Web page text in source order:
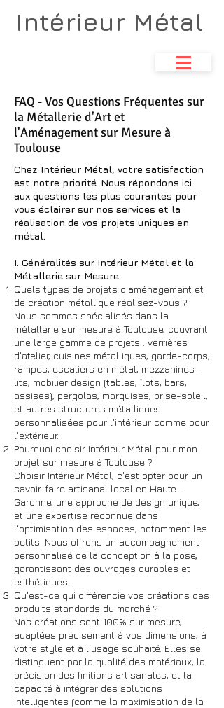
Intérieur Métal
FAQ - Vos Questions Fréquentes sur
la Métallerie d'Art et
l'Aménagement sur Mesure à
Toulouse
Chez Intérieur Métal, votre satisfaction
est notre priorité. Nous répondons ici
aux questions les plus courantes pour
vous éclairer sur nos services et la
réalisation de vos projets uniques en
métal.
I. Généralités sur Intérieur Métal et la
Métallerie sur Mesure
Quels types de projets d'aménagement et
de création métallique réalisez-vous ?
Nous sommes spécialisés dans la
métallerie sur mesure à Toulouse, couvrant
une large gamme de projets : verrières
d'atelier, cuisines métalliques, garde-corps,
rampes, escaliers en métal, mezzanines-
lits, mobilier design (tables, îlots, bars,
assises), pergolas, marquises, brise-soleil,
et autres structures métalliques
personnalisées pour l'intérieur comme pour
l'extérieur.
Pourquoi choisir Intérieur Métal pour mon
projet sur mesure à Toulouse ?
Choisir Intérieur Métal, c'est opter pour un
savoir-faire artisanal local en Haute-
Garonne, une approche de design unique,
et une expertise reconnue dans
l'optimisation des espaces, notamment les
petits. Nous offrons un accompagnement
personnalisé de la conception à la pose,
garantissant des ouvrages durables et
esthétiques.
Qu'est-ce qui différencie vos créations des
produits standards du marché ?
Nos créations sont 100% sur mesure,
adaptées précisément à vos dimensions, à
votre style et à l'usage souhaité. Elles se
distinguent par la qualité des matériaux, la
précision des finitions artisanales, et la
capacité à intégrer des solutions
intelligentes (comme la maximisation de la